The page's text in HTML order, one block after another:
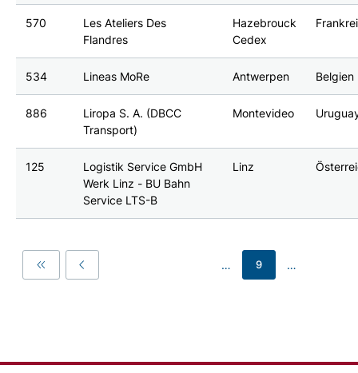
570
Les Ateliers Des
Flandres
Hazebrouck
Cedex
534 Lineas MoRe Antwerpen Belgien
886
Liropa S. A. (DBCC
Transport)
Montevideo
125
Logistik Service GmbH
Werk Linz - BU Bahn
Service LTS-B
Linz
First Previous
… 9 …